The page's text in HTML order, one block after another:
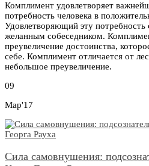
Комплимент удовлетворяет
потребность человека в
Удовлетворяющий эту потребность
желанным собеседником.
преувеличение достоинства,
себе. Комплимент отличается от
небольшое преувеличение.
09
Мар'17
Сила самовнушения: